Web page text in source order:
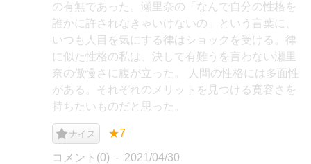
の有無であった。瀬里奈の「なんで自分の性格を
誰かに許されなきゃいけないの」という言葉に、
いつも人目を気にする律はショックを受ける。律
に似た性格の私は、決して有難うを言わない瀬里
奈の傲慢さに腹が立った。 人間の性格には多面性
がある。それぞれのメリットを見つける寛容さを
持ちたいものだと思った。
ナイス ★7
コメント(0) 2021/04/30